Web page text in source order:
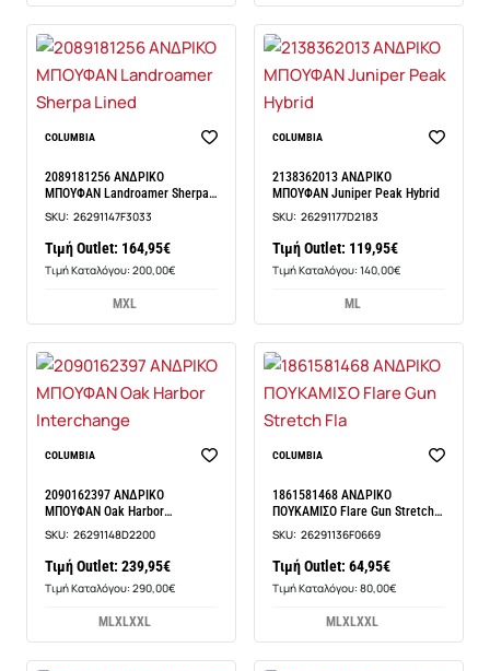
COLUMBIA
2089181256 ΑΝΔΡΙΚΟ
ΜΠΟΥΦΑΝ Landroamer Sherpa
Lined
SKU: 26291147F3033
Τιμή Outlet: 164,95€
Τιμή Καταλόγου: 200,00€
MXL
COLUMBIA
2138362013 ΑΝΔΡΙΚΟ
ΜΠΟΥΦΑΝ Juniper Peak Hybrid
SKU: 26291177D2183
Τιμή Outlet: 119,95€
Τιμή Καταλόγου: 140,00€
ML
COLUMBIA
2090162397 ΑΝΔΡΙΚΟ
ΜΠΟΥΦΑΝ Oak Harbor
Interchange
SKU: 26291148D2200
Τιμή Outlet: 239,95€
Τιμή Καταλόγου: 290,00€
MLXLXXL
COLUMBIA
1861581468 ΑΝΔΡΙΚΟ
ΠΟΥΚΑΜΙΣΟ Flare Gun Stretch
Fla
SKU: 26291136F0669
Τιμή Outlet: 64,95€
Τιμή Καταλόγου: 80,00€
MLXLXXL